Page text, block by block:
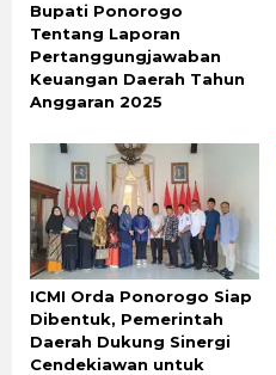
Bupati Ponorogo
Tentang Laporan
Pertanggungjawaban
Keuangan Daerah Tahun
Anggaran 2025
ICMI Orda Ponorogo Siap
Dibentuk, Pemerintah
Daerah Dukung Sinergi
Cendekiawan untuk